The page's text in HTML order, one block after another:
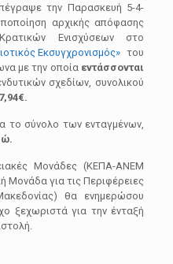
την Παρασκευή 5-4-
αρχικής απόφασης
Ενισχύσεων στο
Εκσυγχρονισμός» του
με την οποία εντάσσονται
σχεδίων, συνολικού
το σύνολο των ενταγμένων,
Μονάδες (ΚΕΠΑ-ΑΝΕΜ
Μονάδα για τις Περιφέρειες
θα ενημερώσου
ξεχωριστά για την ένταξή